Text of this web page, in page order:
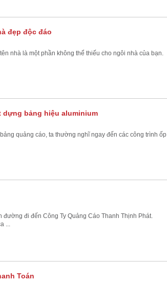
đẹp độc đáo
nhà là một phần không thể thiếu cho ngôi nhà của bạn.
dựng bảng hiệu aluminium
quảng cáo, ta thường nghĩ ngay đến các công trình ốp
đi đến Công Ty Quảng Cáo Thanh Thịnh Phát.
...
Toán